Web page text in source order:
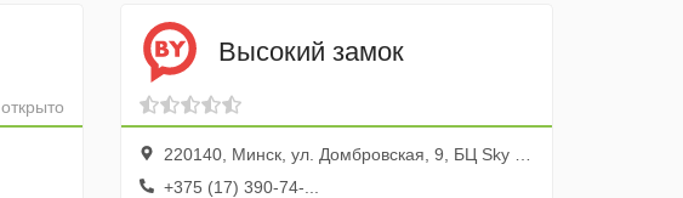
открыто
Высокий замок
220140, Минск, ул. Домбровская, 9, БЦ Sky Tower, оф. 9.2.1
+375 (17) 390-74-...